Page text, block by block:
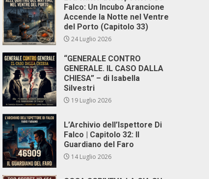
Falco: Un Incubo Arancione
Accende la Notte nel Ventre
del Porto (Capitolo 33)
24 Luglio 2026
“GENERALE CONTRO
GENERALE. IL CASO DALLA
CHIESA” – di Isabella
Silvestri
19 Luglio 2026
L’Archivio dell’Ispettore Di
Falco | Capitolo 32: Il
Guardiano del Faro
14 Luglio 2026